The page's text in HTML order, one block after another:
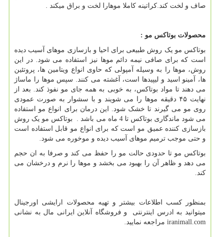
صاف و لخت کند.کراتینه کاملا موهارا لخت و براق میکند .
محصولات بوتاکس مو :
بوتاکس مو یک روش طبیعی برای احیا و بازسازی موهای آسیب دیده
است که برای صافی نیمه دائم موها نیز استفاده می شود. در این
روش، موها را به وسیله آمپولی که حاوی انواع ویتامین ها، پروتئین
ها، آمینو اسید و لیپیدها است، آغشته می کنند. سپس موها را ماساژ
می دهند تا مواد بوتاکس، به خوبی به همه جای مو نفوذ کند. بعد از
نهایت ۴۵ دقیقه موها را می شویند و با سشوار به صورت عمودی
روی مو می گیرند تا خشک شود. این درمان برای انواع مو استفاده
می شود ماندگاری بوتاکس تا 4 ماه می باشد . بوتاکس مو یک روش
بازسازی کننده عمیق مو است که برای انواع مو قابل استفاده است
و حتی موجب ترمیم موهای آسیب دیده و موخوره می شود.
بوتاکس مو تا حدودی حالت مو را حفظ می کند و صرفا به ان حجم
می دهد و ظاهر آن را بهبود می بخشد و موها را نرم و درخشان می
کند.
بمنظور کسب اطلاعات بیشتر و تهیه محصولات ارایشی اورجینال
میتوانید به ادرس اینترنتی و فروشگاه آنلاین ایرانی مال به نشانی
iranimall.com مراجعه نمایید.